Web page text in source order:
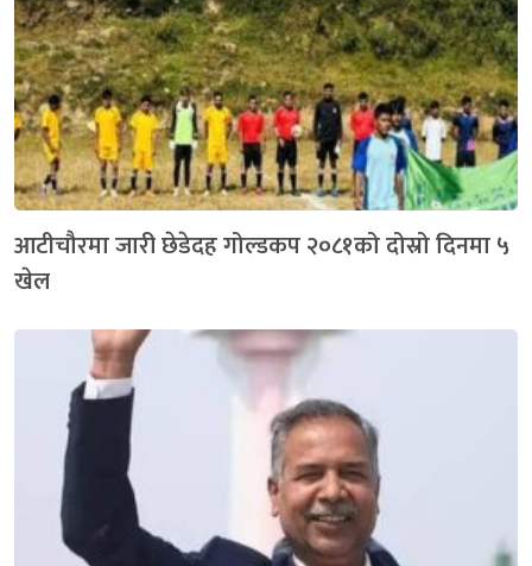
आटीचौरमा जारी छेडेदह गोल्डकप २०८१को दोस्रो दिनमा ५
खेल